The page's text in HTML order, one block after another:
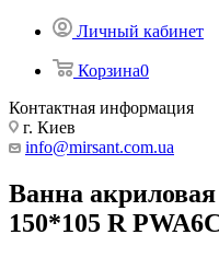
Личный кабинет
Корзина0
Контактная информация
г. Киев
info@mirsant.com.ua
Ванна
150*105 R